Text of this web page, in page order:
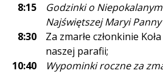
8:15
Godzinki o
Najświętszej Maryi Panny
8:30
Za zmarłe członkinie
naszej parafii;
10:40
Wypominki roczne za